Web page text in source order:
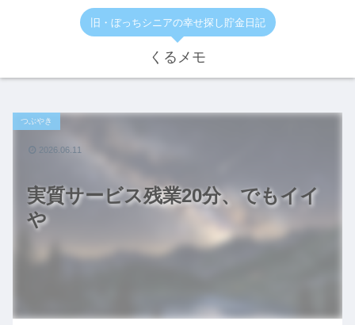
旧・ぼっちシニアの幸せ探し貯金日記
くるメモ
実質サービス残業20分、でもイイ
や
つぶやき
2026.06.11